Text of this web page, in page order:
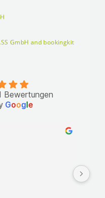
GmbH and bookingkit
Bewertungen
Google